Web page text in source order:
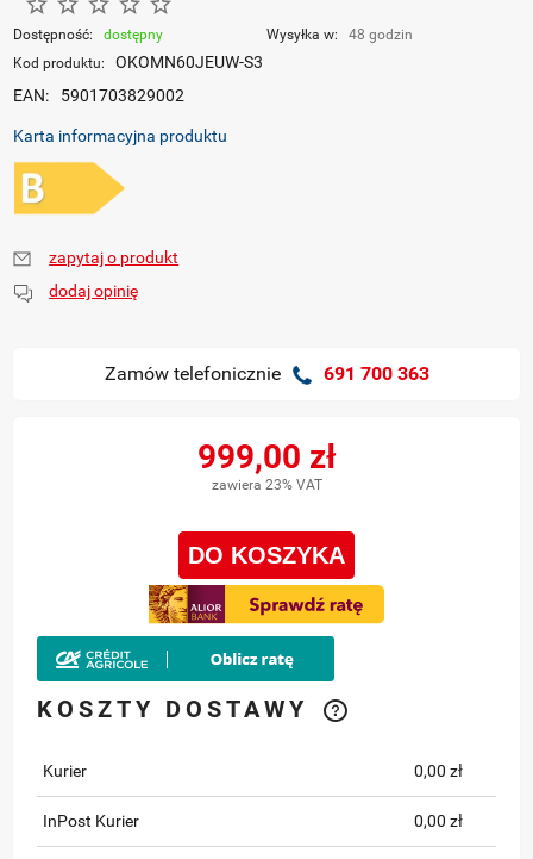
Dostępność: dostępny Wysyłka w:
48 godzin
Kod produktu:
OKOMN60JEUW-S3
EAN:
5901703829002
Karta informacyjna produktu
zapytaj o produkt
dodaj opinię
Zamów telefonicznie 691 700 363
999,00 zł
zawiera 23% VAT
DO KOSZYKA
KOSZTY DOSTAWY
Kurier 0,00 zł
InPost Kurier 0,00 zł